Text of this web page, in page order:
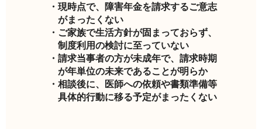
・現時点で、障害年金を請求するご意志
がまったくない
・ご家族で生活方針が固まっておらず、
制度利用の検討に至っていない
・請求当事者の方が未成年で、請求時期
が年単位の未来であることが明らか
・相談後に、医師への依頼や書類準備等
具体的行動に移る予定がまったくない